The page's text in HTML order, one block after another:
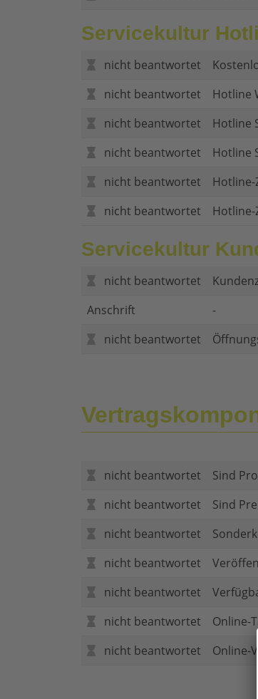
Servicekultur
nicht beantwortet
nicht beantwortet
Hotline
nicht beantwortet
Hotline
nicht beantwortet
Hotline
nicht beantwortet
nicht beantwortet
Servicekultur
nicht beantwortet
Anschrift
-
nicht beantwortet
nicht beantwortet
Sind
nicht beantwortet
Sind
nicht beantwortet
nicht beantwortet
nicht beantwortet
nicht beantwortet
Online-
nicht beantwortet
Online-